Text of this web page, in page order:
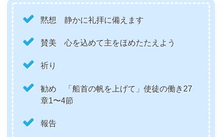
黙想 静かに礼拝に備えます
賛美 心を込めて主をほめたたえよう
祈り
勧め 「船首の帆を上げて」使徒の働き27
章1〜4節
報告